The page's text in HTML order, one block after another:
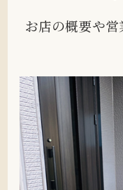
お店の概要や